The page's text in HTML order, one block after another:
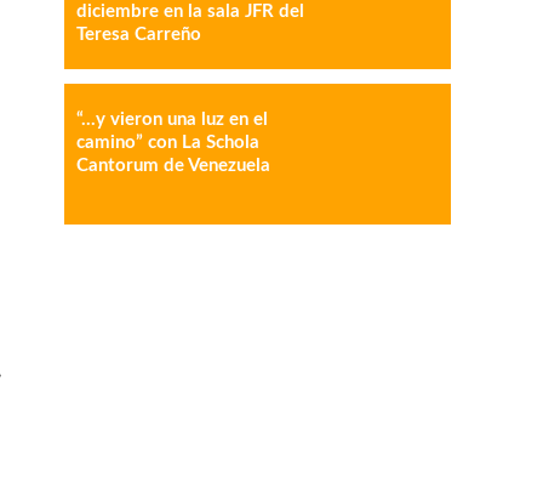
diciembre en la sala JFR del
Teresa Carreño
“…y vieron una luz en el
camino” con La Schola
Cantorum de Venezuela